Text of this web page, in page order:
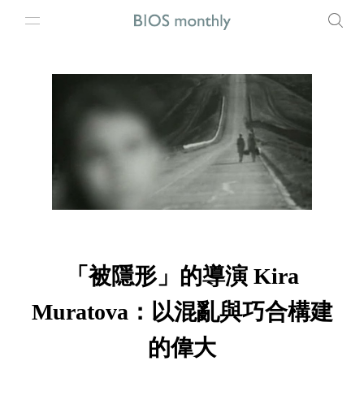
「被隱形」的導演 Kira
Muratova：以混亂與巧合構建
的偉大